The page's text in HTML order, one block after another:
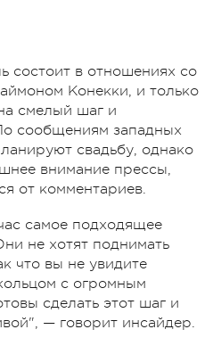
состоит в отношениях со
Конекки, и только
смелый шаг и
сообщениям западных
свадьбу, однако
внимание прессы,
от комментариев.
самое подходящее
не хотят поднимать
что вы не увидите
с огромным
сделать этот шаг и
— говорит инсайдер.